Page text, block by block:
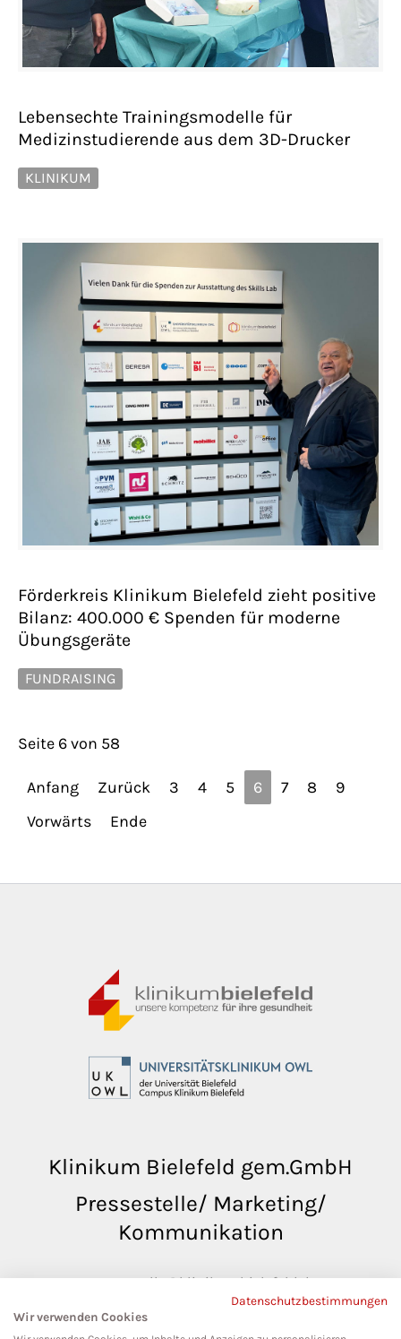
Lebensechte Trainingsmodelle für
Medizinstudierende aus dem 3D-Drucker
KLINIKUM
Förderkreis Klinikum Bielefeld zieht positive
Bilanz: 400.000 € Spenden für moderne
Übungsgeräte
FUNDRAISING
Seite 6 von 58
Anfang Zurück 3 4 5 6 7 8
9
Vorwärts
Ende
Klinikum Bielefeld gem.GmbH
Pressestelle/ Marketing/
Kommunikation
pressestelle@klinikumbielefeld.de
Teutoburger Str. 50
Datenschutzbestimmungen
Wir verwenden Cookies